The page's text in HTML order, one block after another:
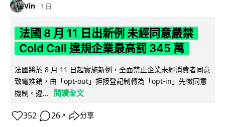
Vin 1 日
法國 8 月 11 日出新例 未經同意嚴禁
Cold Call 違規企業最高罰 345 萬
法國將於 8 月 11 日起實施新例，全面禁止企業未經消費者同意
致電推銷，由「opt-out」拒接登記制轉為「opt-in」先徵同意
機制。違...
閱讀全文
352 26 ↗ 分享